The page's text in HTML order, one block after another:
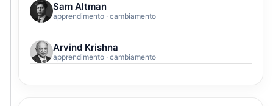
Sam Altman
apprendimento · cambiamento
Arvind Krishna
apprendimento · cambiamento